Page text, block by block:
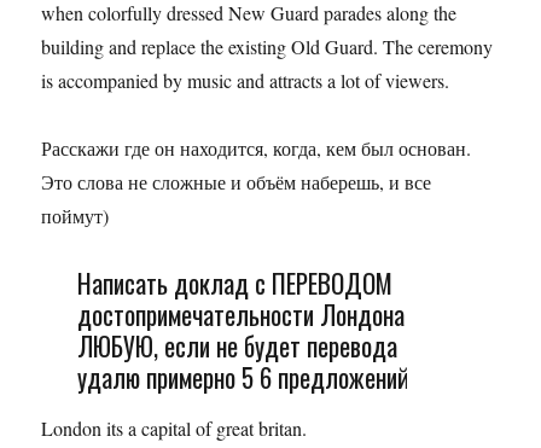
when colorfully dressed New Guard parades along the
building and replace the existing Old Guard. The ceremony
is accompanied by music and attracts a lot of viewers.
Расскажи где он находится, когда, кем был основан.
Это слова не сложные и объём наберешь, и все
поймут)
Написать доклад с ПЕРЕВОДОМ
достопримечательности Лондона
ЛЮБУЮ, если не будет перевода
удалю примерно 5 6 предложений
London its a capital of great britan.